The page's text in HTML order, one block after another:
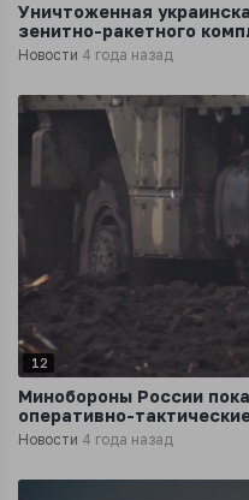
Уничтоженная
зенитно-ракетного
области
Новости 4 года назад
12
Минобороны России
оперативно-
Искандер
Новости 4 года назад